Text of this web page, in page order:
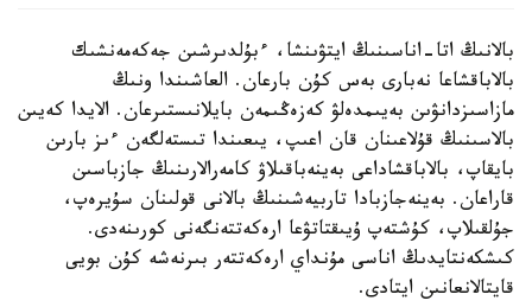
بالانىڭ اتا-اناسىنىڭ ايتۋىنشا، ءبۇلدىرشىن جەكەمەنشىك
بالاباقشاعا نەبارى بەس كۇن بارعان. العاشىندا ونىڭ
مازاسىزدانۋىن بەيىمدەلۋ كەزەڭىمەن بايلانىستىرعان. الايدا كەيىن
بالاسىنىڭ قۇلاعىنان قان اعىپ، يىعىندا تىستەلگەن ءىز بارىن
بايقاپ، بالاباقشاداعى بەينەباقىلاۋ كامەرالارىنىڭ جازباسىن
قاراعان. بەينەجازبادا تاربيەشىنىڭ بالانى قولىنان سۇيرەپ،
جۇلقىلاپ، كۇشتەپ ۇيىقتاتۋعا ارەكەتتەنگەنى كورىنەدى.
كىشكەنتايدىڭ اناسى مۇنداي ارەكەتتەر بىرنەشە كۇن بويى
قايتالانعانىن ايتادى.